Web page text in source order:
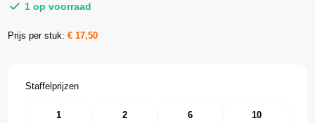
1 op voorraad
Prijs per stuk:€17,50
Staffelprijzen
1 2 6 10